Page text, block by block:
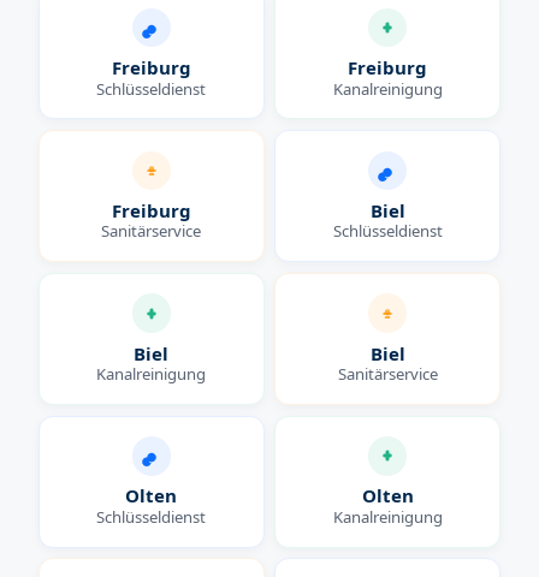
Freiburg
Schlüsseldienst
Freiburg
Kanalreinigung
Freiburg
Sanitärservice
Biel
Schlüsseldienst
Biel
Kanalreinigung
Biel
Sanitärservice
Olten
Schlüsseldienst
Olten
Kanalreinigung